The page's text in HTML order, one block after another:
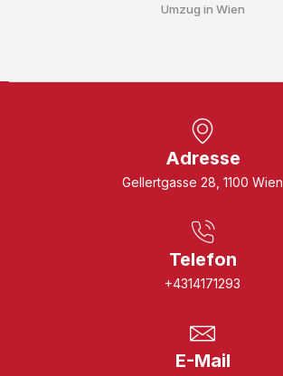
Umzug in Wien
Adresse
Gellertgasse 28, 1100 Wien
Telefon
+4314171293
E-Mail